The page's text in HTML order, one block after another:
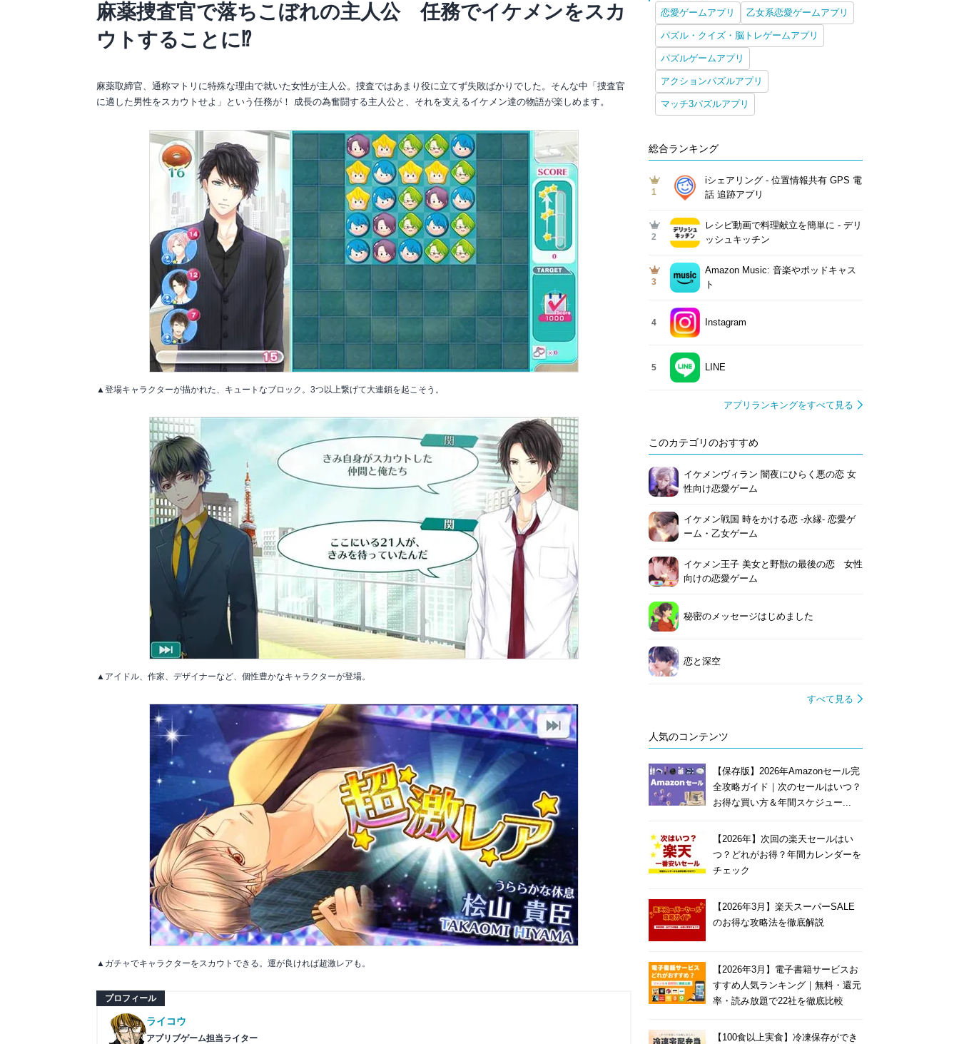
麻薬捜査官で落ちこぼれの主人公 任務でイケメンをスカ
ウトすることに⁉
麻薬取締官、通称マトリに特殊な理由で就いた女性が主人公。捜査ではあまり役に立てず失敗ばかりでした。そんな中「捜査官
に適した男性をスカウトせよ」という任務が！ 成長の為奮闘する主人公と、それを支えるイケメン達の物語が楽しめます。
▲登場キャラクターが描かれた、キュートなブロック。3つ以上繋げて大連鎖を起こそう。
▲アイドル、作家、デザイナーなど、個性豊かなキャラクターが登場。
▲ガチャでキャラクターをスカウトできる。運が良ければ超激レアも。
プロフィール
ライコウ
アプリブゲーム担当ライター
恋愛ゲームアプリ
乙女系恋愛ゲームアプリ
パズル・クイズ・脳トレゲームアプリ
パズルゲームアプリ
アクションパズルアプリ
マッチ3パズルアプリ
総合ランキング
1
iシェアリング - 位置情報共有 GPS 電
話 追跡アプリ
2
レシピ動画で料理献立を簡単‪に - デリ
ッシュキッチン
3
Amazon Music: 音楽やポッドキャス
ト
4 Instagram
5 LINE
アプリランキングをすべて見る
このカテゴリのおすすめ
イケメンヴィラン 闇夜にひらく悪の恋 女
性向け恋愛ゲーム
イケメン戦国 時をかける恋 -永縁- 恋愛ゲ
ーム・乙女ゲーム
イケメン王子 美女と野獣の最後の恋 女性
向けの恋愛ゲーム
秘密のメッセージはじめました
恋と深空
すべて見る
人気のコンテンツ
【保存版】2026年Amazonセール完
全攻略ガイド｜次のセールはいつ？
お得な買い方＆年間スケジュー...
【2026年】次回の楽天セールはい
つ？どれがお得？年間カレンダーを
チェック
【2026年3月】楽天スーパーSALE
のお得な攻略法を徹底解説
【2026年3月】電子書籍サービスお
すすめ人気ランキング｜無料・還元
率・読み放題で22社を徹底比較
【100食以上実食】冷凍保存ができ